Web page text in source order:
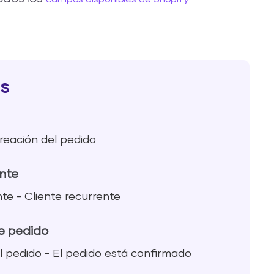
del pedido
- Cliente recurrente
pedido
pedido - El pedido está confirmado